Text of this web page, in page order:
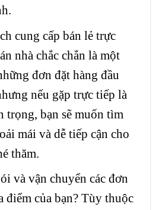
cung cấp bán lẻ trực
nhà chắc chắn là một
đơn đặt hàng đầu
nếu gặp trực tiếp là
trọng, bạn sẽ muốn tìm
mái và dễ tiếp cận cho
thăm.
và vận chuyển các đơn
điểm của bạn? Tùy thuộc